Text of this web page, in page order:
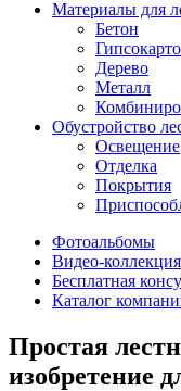
Материалы для
Бетон
Дерево
Металл
Обустройство
Освещение
Отделка
Покрытия
Фотоальбомы
Видео-коллекция
Бесплатная
Каталог
Простая
изобретение